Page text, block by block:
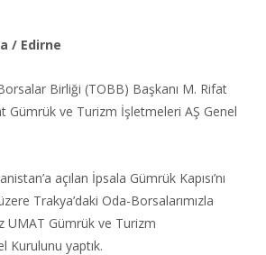
/ Edirne
Birliği (TOBB) Başkanı M. Rifat
Gümrük ve Turizm İşletmeleri AŞ Genel
açılan İpsala Gümrük Kapısı’nı
Trakya’daki Oda-Borsalarımızla
UMAT Gümrük ve Turizm
Kurulunu yaptık.